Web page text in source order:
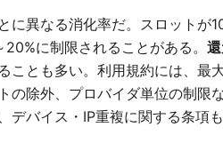
に異なる消化率だ。スロットが
に制限されることがある。
ことも多い。利用規約には、最
の除外、プロバイダ単位の制限
バイス・IP重複に関する条項も